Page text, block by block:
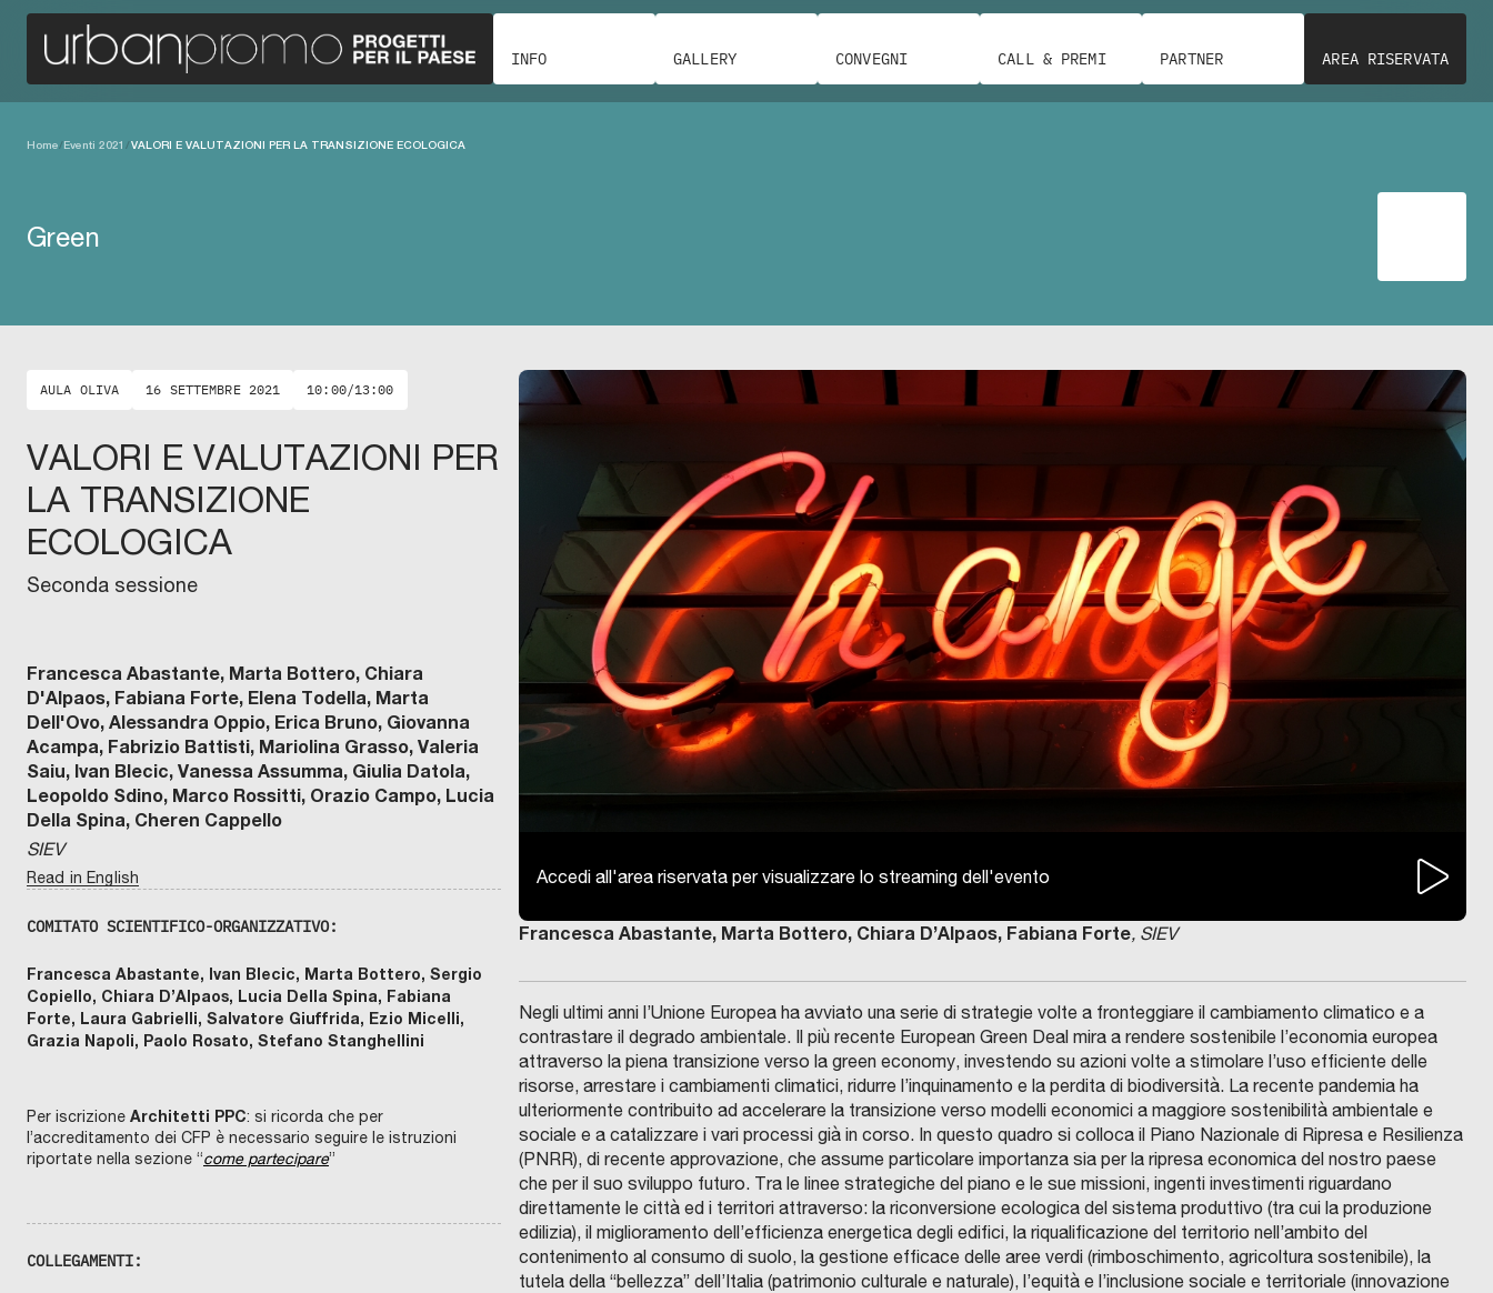
INFO GALLERY CONVEGNI CALL & PREMI PARTNER AREA RISERVATA
Home/Eventi 2021 /VALORI E VALUTAZIONI PER LA TRANSIZIONE ECOLOGICA
Green
AULA OLIVA 16 SETTEMBRE 2021 10:00/13:00
VALORI E VALUTAZIONI PER
LA TRANSIZIONE
ECOLOGICA
Seconda sessione
Francesca Abastante, Marta Bottero, Chiara
D'Alpaos, Fabiana Forte, Elena Todella, Marta
Dell'Ovo, Alessandra Oppio, Erica Bruno, Giovanna
Acampa, Fabrizio Battisti, Mariolina Grasso, Valeria
Saiu, Ivan Blecic, Vanessa Assumma, Giulia Datola,
Leopoldo Sdino, Marco Rossitti, Orazio Campo, Lucia
Della Spina, Cheren Cappello
SIEV
Read in English
COMITATO SCIENTIFICO-ORGANIZZATIVO:
Francesca Abastante, Ivan Blecic, Marta Bottero, Sergio
Copiello, Chiara D’Alpaos, Lucia Della Spina, Fabiana
Forte, Laura Gabrielli, Salvatore Giuffrida, Ezio Micelli,
Grazia Napoli, Paolo Rosato, Stefano Stanghellini
Per iscrizione Architetti PPC: si ricorda che per
l’accreditamento dei CFP è necessario seguire le istruzioni
riportate nella sezione “come partecipare”
COLLEGAMENTI:
Accedi all'area riservata per visualizzare lo streaming dell'evento
Francesca Abastante, Marta Bottero, Chiara D’Alpaos, Fabiana Forte, SIEV
Negli ultimi anni l’Unione Europea ha avviato una serie di strategie volte a fronteggiare il cambiamento climatico e a
contrastare il degrado ambientale. Il più recente European Green Deal mira a rendere sostenibile l’economia europea
attraverso la piena transizione verso la green economy, investendo su azioni volte a stimolare l’uso efficiente delle
risorse, arrestare i cambiamenti climatici, ridurre l’inquinamento e la perdita di biodiversità. La recente pandemia ha
ulteriormente contribuito ad accelerare la transizione verso modelli economici a maggiore sostenibilità ambientale e
sociale e a catalizzare i vari processi già in corso. In questo quadro si colloca il Piano Nazionale di Ripresa e Resilienza
(PNRR), di recente approvazione, che assume particolare importanza sia per la ripresa economica del nostro paese
che per il suo sviluppo futuro. Tra le linee strategiche del piano e le sue missioni, ingenti investimenti riguardano
direttamente le città ed i territori attraverso: la riconversione ecologica del sistema produttivo (tra cui la produzione
edilizia), il miglioramento dell’efficienza energetica degli edifici, la riqualificazione del territorio nell’ambito del
contenimento al consumo di suolo, la gestione efficace delle aree verdi (rimboschimento, agricoltura sostenibile), la
tutela della “bellezza” dell’Italia (patrimonio culturale e naturale), l’equità e l’inclusione sociale e territoriale (innovazione